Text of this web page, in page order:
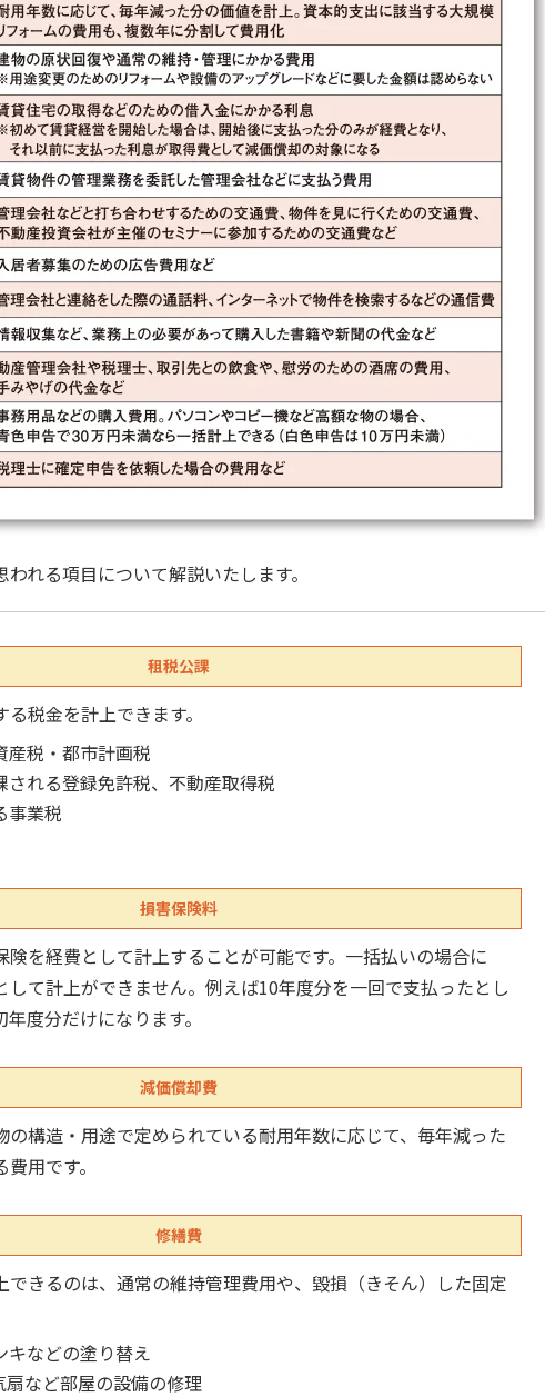
れる項目について解説いたします。
租税公課
税金を計上できます。
産税・都市計画税
れる登録免許税、不動産取得税
事業税
損害保険料
を経費として計上することが可能です。一括払いの場合に
して計上ができません。例えば10年度分を一回で支払ったとし
度分だけになります。
減価償却費
構造・用途で定められている耐用年数に応じて、毎年減った
用です。
修繕費
できるのは、通常の維持管理費用や、毀損（きそん）した固定
キなどの塗り替え
扇など部屋の設備の修理